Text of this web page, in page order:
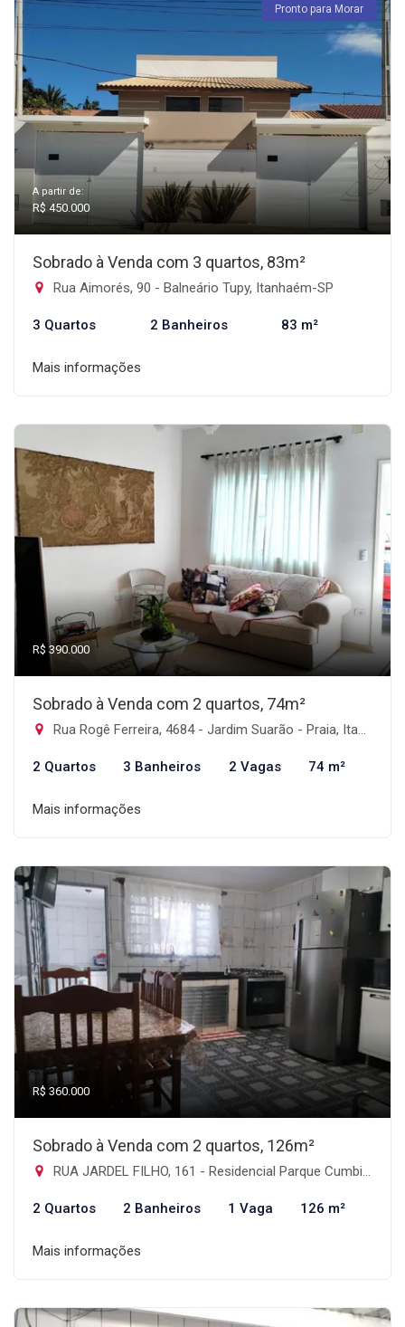
Pronto para Morar
A partir de:
R$ 450.000
Sobrado à Venda com 3 quartos, 83m²
Rua Aimorés, 90 - Balneário Tupy, Itanhaém-SP
3 Quartos 2 Banheiros 83 m²
Mais informações
R$ 390.000
Sobrado à Venda com 2 quartos, 74m²
Rua Rogê Ferreira, 4684 - Jardim Suarão - Praia, Itanhaém-SP
2 Quartos 3 Banheiros 2 Vagas 74 m²
Mais informações
R$ 360.000
Sobrado à Venda com 2 quartos, 126m²
RUA JARDEL FILHO, 161 - Residencial Parque Cumbica, Guarulhos-SP
2 Quartos 2 Banheiros 1 Vaga 126 m²
Mais informações